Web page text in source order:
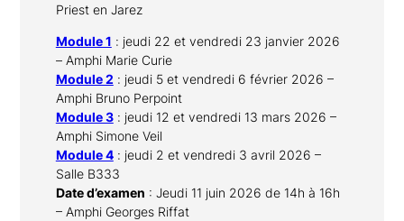
Priest en Jarez
Module 1 : jeudi 22 et vendredi 23 janvier 2026
– Amphi Marie Curie
Module 2 : jeudi 5 et vendredi 6 février 2026 –
Amphi Bruno Perpoint
Module 3: jeudi 12 et vendredi 13 mars 2026 –
Amphi Simone Veil
Module 4: jeudi 2 et vendredi 3 avril 2026 –
Salle B333
Date d’examen : Jeudi 11 juin 2026 de 14h à 16h
– Amphi Georges Riffat